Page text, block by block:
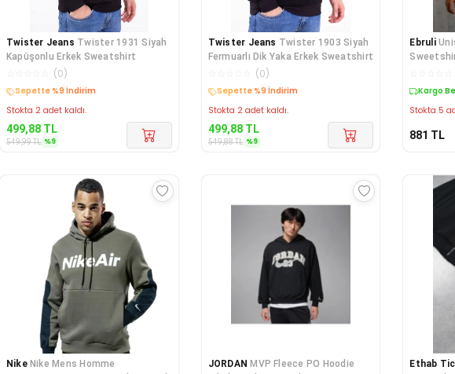
Twister Jeans Twister 1931 Siyah
Kapüşonlu Erkek Sweatshirt
(0)
Sepette %9 İndirim
Stokta 2 adet kaldı.
499,88 TL
549,99TL %9
Twister Jeans Twister 1903 Siyah
Fermuarlı Dik Yaka Erkek Sweatshirt
(0)
Sepette %9 İndirim
Stokta 2 adet kaldı.
499,88 TL
549,88TL %9
Ebruli
Kargo
Stokta 5
881 TL
Nike Nike Mens Homme
JORDAN MVP Fleece PO Hoodie
Ethab